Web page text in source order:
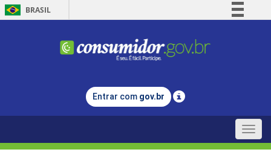
BRASIL
Comunica BR
Legislação
Entrar com gov.br
Toggle